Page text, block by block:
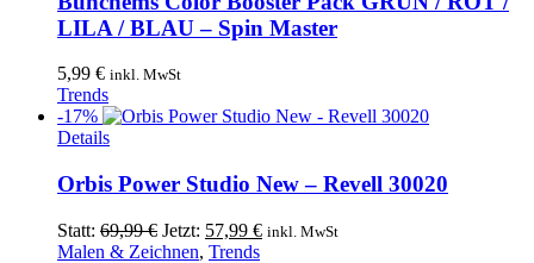
mehrere
Varianten
Die
Optionen
können
auf
Produktseite
werden
LILA / BLAU – Spin Master
5,99 € inkl. MwSt
Trends
-17%
Details
Orbis Power Studio New – Revell 30020
Statt: 69,99€ Ursprünglicher
Preis
Jetzt: 57,99 €Aktueller
inkl. MwSt
Malen & Zeichnen, Trends